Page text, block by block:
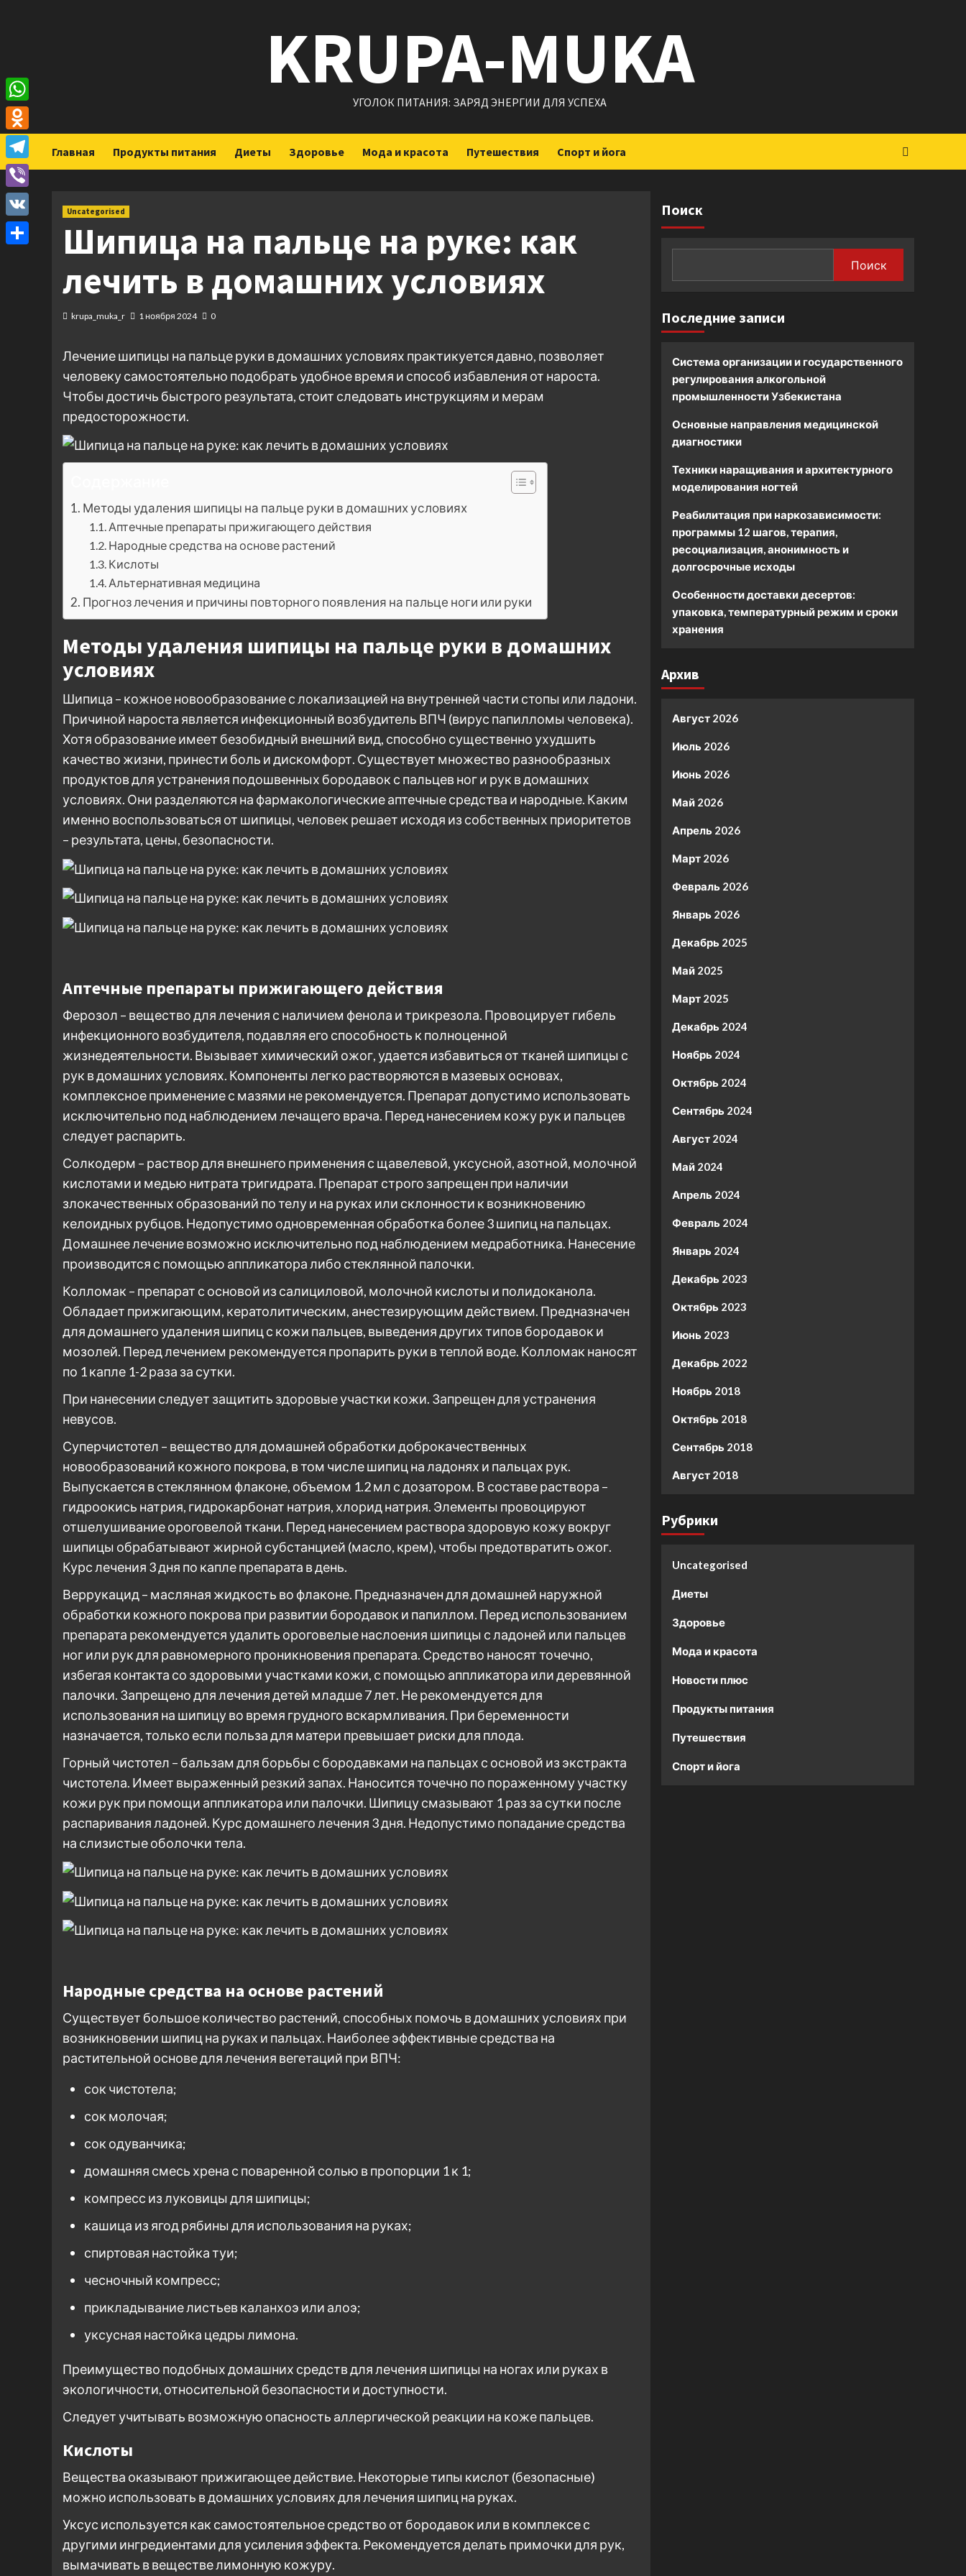
KRUPA-MUKA
УГОЛОК ПИТАНИЯ: ЗАРЯД ЭНЕРГИИ ДЛЯ УСПЕХА
Главная Продукты питания Диеты Здоровье Мода и красота Путешествия Спорт и йога
Uncategorised
Шипица на пальце на руке: как
лечить в домашних условиях
krupa_muka_r 1 ноября 2024 0
Лечение шипицы на пальце руки в домашних условиях практикуется давно, позволяет
человеку самостоятельно подобрать удобное время и способ избавления от нароста.
Чтобы достичь быстрого результата, стоит следовать инструкциям и мерам
предосторожности.
Методы удаления шипицы на пальце руки в домашних условиях
Аптечные препараты прижигающего действия
Народные средства на основе растений
Кислоты
Альтернативная медицина
Прогноз лечения и причины повторного появления на пальце ноги или руки
Методы удаления шипицы на пальце руки в домашних
условиях
Шипица – кожное новообразование с локализацией на внутренней части стопы или ладони.
Причиной нароста является инфекционный возбудитель ВПЧ (вирус папилломы человека).
Хотя образование имеет безобидный внешний вид, способно существенно ухудшить
качество жизни, принести боль и дискомфорт. Существует множество разнообразных
продуктов для устранения подошвенных бородавок с пальцев ног и рук в домашних
условиях. Они разделяются на фармакологические аптечные средства и народные. Каким
именно воспользоваться от шипицы, человек решает исходя из собственных приоритетов
– результата, цены, безопасности.
Аптечные препараты прижигающего действия
Ферозол – вещество для лечения с наличием фенола и трикрезола. Провоцирует гибель
инфекционного возбудителя, подавляя его способность к полноценной
жизнедеятельности. Вызывает химический ожог, удается избавиться от тканей шипицы с
рук в домашних условиях. Компоненты легко растворяются в мазевых основах,
комплексное применение с мазями не рекомендуется. Препарат допустимо использовать
исключительно под наблюдением лечащего врача. Перед нанесением кожу рук и пальцев
следует распарить.
Солкодерм – раствор для внешнего применения с щавелевой, уксусной, азотной, молочной
кислотами и медью нитрата тригидрата. Препарат строго запрещен при наличии
злокачественных образований по телу и на руках или склонности к возникновению
келоидных рубцов. Недопустимо одновременная обработка более 3 шипиц на пальцах.
Домашнее лечение возможно исключительно под наблюдением медработника. Нанесение
производится с помощью аппликатора либо стеклянной палочки.
Колломак – препарат с основой из салициловой, молочной кислоты и полидоканола.
Обладает прижигающим, кератолитическим, анестезирующим действием. Предназначен
для домашнего удаления шипиц с кожи пальцев, выведения других типов бородавок и
мозолей. Перед лечением рекомендуется пропарить руки в теплой воде. Колломак наносят
по 1 капле 1-2 раза за сутки.
При нанесении следует защитить здоровые участки кожи. Запрещен для устранения
невусов.
Суперчистотел – вещество для домашней обработки доброкачественных
новообразований кожного покрова, в том числе шипиц на ладонях и пальцах рук.
Выпускается в стеклянном флаконе, объемом 1.2 мл с дозатором. В составе раствора –
гидроокись натрия, гидрокарбонат натрия, хлорид натрия. Элементы провоцируют
отшелушивание ороговелой ткани. Перед нанесением раствора здоровую кожу вокруг
шипицы обрабатывают жирной субстанцией (масло, крем), чтобы предотвратить ожог.
Курс лечения 3 дня по капле препарата в день.
Веррукацид – масляная жидкость во флаконе. Предназначен для домашней наружной
обработки кожного покрова при развитии бородавок и папиллом. Перед использованием
препарата рекомендуется удалить ороговелые наслоения шипицы с ладоней или пальцев
ног или рук для равномерного проникновения препарата. Средство наносят точечно,
избегая контакта со здоровыми участками кожи, с помощью аппликатора или деревянной
палочки. Запрещено для лечения детей младше 7 лет. Не рекомендуется для
использования на шипицу во время грудного вскармливания. При беременности
назначается, только если польза для матери превышает риски для плода.
Горный чистотел – бальзам для борьбы с бородавками на пальцах с основой из экстракта
чистотела. Имеет выраженный резкий запах. Наносится точечно по пораженному участку
кожи рук при помощи аппликатора или палочки. Шипицу смазывают 1 раз за сутки после
распаривания ладоней. Курс домашнего лечения 3 дня. Недопустимо попадание средства
на слизистые оболочки тела.
Народные средства на основе растений
Существует большое количество растений, способных помочь в домашних условиях при
возникновении шипиц на руках и пальцах. Наиболее эффективные средства на
растительной основе для лечения вегетаций при ВПЧ:
сок чистотела;
сок молочая;
сок одуванчика;
домашняя смесь хрена с поваренной солью в пропорции 1 к 1;
компресс из луковицы для шипицы;
кашица из ягод рябины для использования на руках;
спиртовая настойка туи;
чесночный компресс;
прикладывание листьев каланхоэ или алоэ;
уксусная настойка цедры лимона.
Преимущество подобных домашних средств для лечения шипицы на ногах или руках в
экологичности, относительной безопасности и доступности.
Следует учитывать возможную опасность аллергической реакции на коже пальцев.
Кислоты
Вещества оказывают прижигающее действие. Некоторые типы кислот (безопасные)
можно использовать в домашних условиях для лечения шипиц на руках.
Уксус используется как самостоятельное средство от бородавок или в комплексе с
другими ингредиентами для усиления эффекта. Рекомендуется делать примочки для рук,
вымачивать в веществе лимонную кожуру.
Поиск
Поиск
Последние записи
Система организации и государственного
регулирования алкогольной
промышленности Узбекистана
Основные направления медицинской
диагностики
Техники наращивания и архитектурного
моделирования ногтей
Реабилитация при наркозависимости:
программы 12 шагов, терапия,
ресоциализация, анонимность и
долгосрочные исходы
Особенности доставки десертов:
упаковка, температурный режим и сроки
хранения
Архив
Август 2026
Июль 2026
Июнь 2026
Май 2026
Апрель 2026
Март 2026
Февраль 2026
Январь 2026
Декабрь 2025
Май 2025
Март 2025
Декабрь 2024
Ноябрь 2024
Октябрь 2024
Сентябрь 2024
Август 2024
Май 2024
Апрель 2024
Февраль 2024
Январь 2024
Декабрь 2023
Октябрь 2023
Июнь 2023
Декабрь 2022
Ноябрь 2018
Октябрь 2018
Сентябрь 2018
Август 2018
Рубрики
Uncategorised
Диеты
Здоровье
Мода и красота
Новости плюс
Продукты питания
Путешествия
Спорт и йога
WhatsApp
Odnoklassniki
Telegram
Viber
VK
Отправить